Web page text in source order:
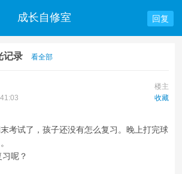
回复
成长自修室
记录 看全部
楼主
收藏
考试了，孩子还没有怎么复习。晚上打完球
呢？